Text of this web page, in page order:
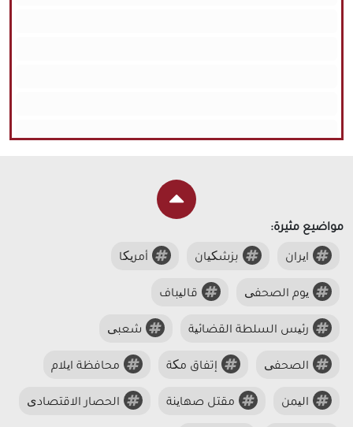
مواضيع مثيرة:
ایران بزشکیان أمریکا
یوم الصحفی قالیباف
رئیس السلطة القضائیة شعبی
الصحفی إتفاق مکة محافظة ایلام
الیمن مقتل صهاینة الحصار الاقتصادی